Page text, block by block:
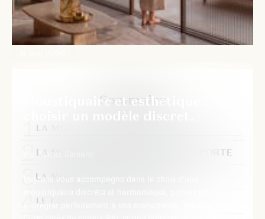
Moustiquaire et esthétique :
par Matéo Servant
Heytens vous accompagne dans le choix d’une
s’intégrer parfaitement à vos menuiseries. Grâce à un
Sommaire
LA MOUSTIQUAIRE ENROULABLE
LA MOUSTIQUAIRE PLISSÉE POUR PORTE
LA MOUSTIQUAIRE CADRE FIXE
LE CONSEIL À DOMICILE